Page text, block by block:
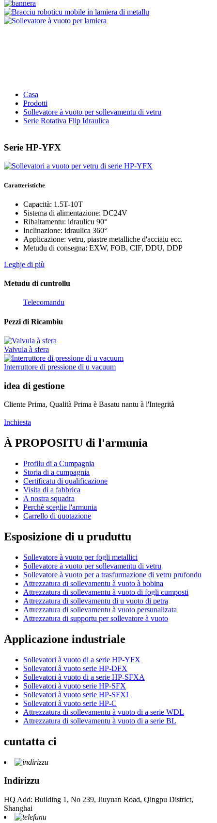
Casa
Prodotti
Sollevatore à vuoto per sollevamentu di vetru
Serie Rotativa Flip Idraulica
Serie HP-YFX
Caratteristiche
Capacità: 1.5T-10T
Sistema di alimentazione: DC24V
Ribaltamentu: idraulicu 90°
Inclinazione: idraulica 360°
Applicazione: vetru, piastre metalliche d'acciaiu ecc.
Metudu di consegna: EXW, FOB, CIF, DDU, DDP
Leghje di più
Metudu di cuntrollu
Telecomandu
Pezzi di Ricambiu
Valvula à sfera
Interruttore di pressione di u vacuum
idea di gestione
Cliente Prima, Qualità Prima è Basatu nantu à l'Integrità
Inchiesta
À PROPOSITU di l'armunia
Profilu di a Cumpagnia
Storia di a cumpagnia
Certificatu di qualificazione
Visita di a fabbrica
A nostra squadra
Perchè sceglie l'armunia
Carrello di quotazione
Esposizione di u pruduttu
Sollevatore à vuoto per fogli metallici
Sollevatore à vuoto per sollevamentu di vetru
Sollevatore à vuoto per a trasfurmazione di vetru prufondu
Attrezzatura di sollevamentu à vuoto à bobina
Attrezzatura di sollevamentu à vuoto di fogli cumposti
Attrezzatura di sollevamentu di u vuoto di petra
Attrezzatura di sollevamentu à vuoto persunalizata
Attrezzatura di supportu per sollevatore à vuoto
Applicazione industriale
Sollevatori à vuoto di a serie HP-YFX
Sollevatori à vuoto serie HP-DFX
Sollevatori à vuoto di a serie HP-SFXA
Sollevatori à vuoto serie HP-SFX
Sollevatori à vuoto serie HP-SFXI
Sollevatori à vuoto serie HP-C
Attrezzatura di sollevamentu à vuoto di a serie WDL
Attrezzatura di sollevamentu à vuoto di a serie BL
cuntatta ci
Indirizzu
HQ Add: Building 1, No 239, Jiuyuan Road, Qingpu District,
Shanghai